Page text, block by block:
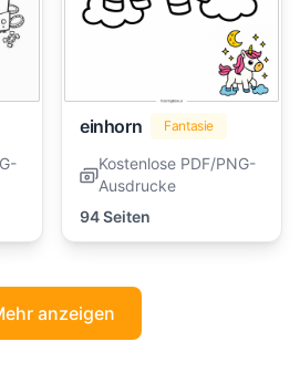
einhorn Fantasie
Kostenlose PDF/PNG-
Ausdrucke
94 Seiten
anzeigen